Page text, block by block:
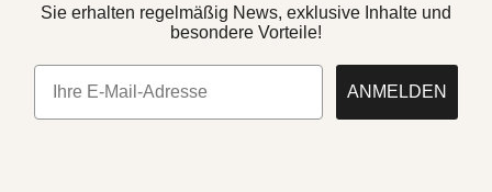
Sie erhalten regelmäßig News, exklusive Inhalte und
besondere Vorteile!
E-Mail
ANMELDEN